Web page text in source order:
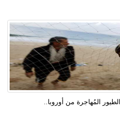
المُهاجرة من أوروبا..